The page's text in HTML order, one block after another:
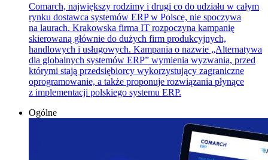
Comarch, największy rodzimy i drugi co do udziału w całym
rynku dostawca systemów ERP w Polsce, nie spoczywa
na laurach. Krakowska firma IT rozpoczyna kampanię
skierowaną głównie do dużych firm produkcyjnych,
handlowych i usługowych. Kampania o nazwie „Alternatywa
dla globalnych systemów ERP” wymienia wyzwania, przed
którymi stają przedsiębiorcy wykorzystujący zagraniczne
oprogramowanie, a także proponuje rozwiązania płynące
z implementacji polskiego systemu ERP.
Ogólne